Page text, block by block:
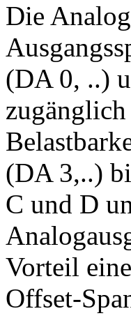
Die
(DA 0, ..)
(DA 3,..)
C und D
Vorteil
Offset-